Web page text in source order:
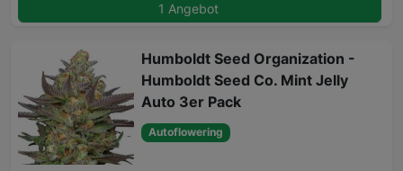
1 Angebot
Humboldt Seed Organization -
Humboldt Seed Co. Mint Jelly
Auto 3er Pack
Autoflowering